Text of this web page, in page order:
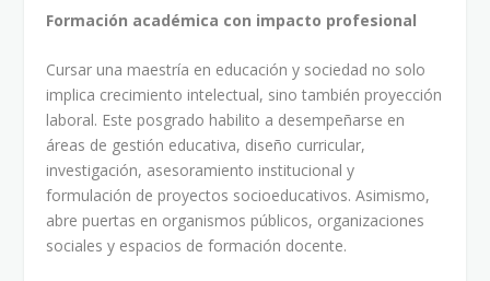
Formación académica con impacto profesional
Cursar una maestría en educación y sociedad no solo
implica crecimiento intelectual, sino también proyección
laboral. Este posgrado habilito a desempeñarse en
áreas de gestión educativa, diseño curricular,
investigación, asesoramiento institucional y
formulación de proyectos socioeducativos. Asimismo,
abre puertas en organismos públicos, organizaciones
sociales y espacios de formación docente.